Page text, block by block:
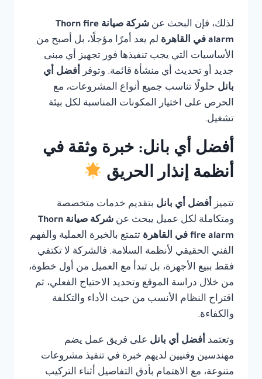
لذلك، فإن البحث عن
شركة صيانة Thorn fire
alarm في القاهرة
لم يعد أمرًا مؤجلًا، بل أصبح من
الأساسيات التي يجب تنفيذها فور تجهيز أي مبنى
جديد أو تحديث أي منشأة قائمة. وتوفر أفضل أي
بانل حلولًا تناسب جميع أنواع المشروعات، مع
الحرص على اختيار المكونات المناسبة لكل بيئة
تشغيل.
أفضل أي بانل: خبرة وثقة في
أنظمة إنذار الحريق
تتميز أفضل أي بانل بتقديم خدمات متخصصة
ومتكاملة لكل عميل يبحث عن
شركة صيانة Thorn
fire alarm في القاهرة
تتمتع بالخبرة العملية والفهم
الفني الحقيقي لأنظمة السلامة. فالشركة لا تكتفي
فقط ببيع الأجهزة، بل تبدأ مع العميل من أول خطوة،
من خلال دراسة الموقع وتحديد الاحتياج الفعلي، ثم
اقتراح النظام الأنسب من حيث الأداء والتكلفة
والكفاءة.
وتعتمد أفضل أي بانل على فريق عمل يضم
مهندسين وفنيين لديهم خبرة في تنفيذ مشروعات
متنوعة، مع الاهتمام بأدق التفاصيل أثناء التركيب